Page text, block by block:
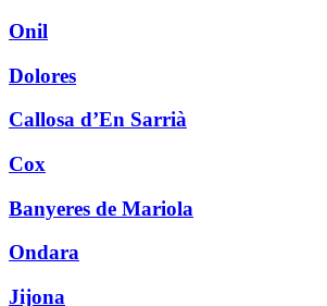
Onil
Dolores
Callosa d’En Sarrià
Cox
Banyeres de Mariola
Ondara
Jijona